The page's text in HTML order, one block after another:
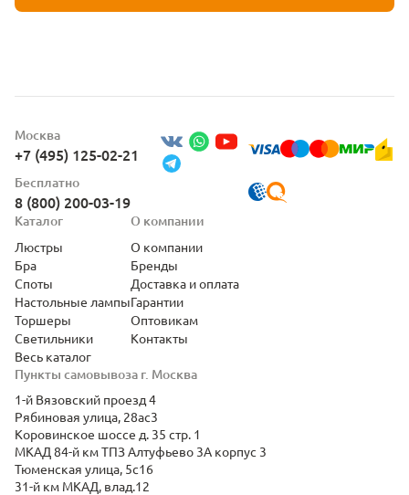
Москва
+7 (495) 125-02-21
Бесплатно
8 (800) 200-03-19
Пункты самовывоза г. Москва
1-й Вязовский проезд 4
Рябиновая улица, 28ас3
Коровинское шоссе д. 35 стр. 1
МКАД 84-й км ТПЗ Алтуфьево 3А корпус 3
Тюменская улица, 5с16
31-й км МКАД, влад.12
Каталог
Люстры
Бра
Споты
Настольные лампы
Торшеры
Светильники
Весь каталог
О компании
О компании
Бренды
Доставка и оплата
Гарантии
Оптовикам
Контакты